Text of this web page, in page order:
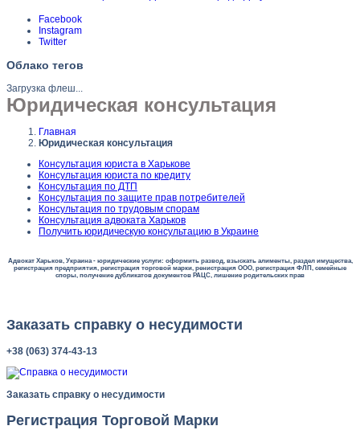
Facebook
Instagram
Twitter
Облако тегов
Загрузка флеш...
Юридическая консультация
Главная
Юридическая консультация
Консультация юриста в Харькове
Консультация юриста по кредиту
Консультация по ДТП
Консультация по защите прав потребителей
Консультация по трудовым спорам
Консультация адвоката Харьков
Получить юридическую консультацию в Украине
Адвокат Харьков, Украина - юридические услуги: оформить развод, взыскать алименты, раздел имущества,
регистрация предприятия, регистрация торговой марки, ренистрация ООО, регистрация ФЛП, семейные
споры, получение дубликатов документов РАЦС, лишение родительских прав
Заказать справку о несудимости
+38 (063) 374-43-13
Заказать справку о несудимости
Регистрация Торговой Марки